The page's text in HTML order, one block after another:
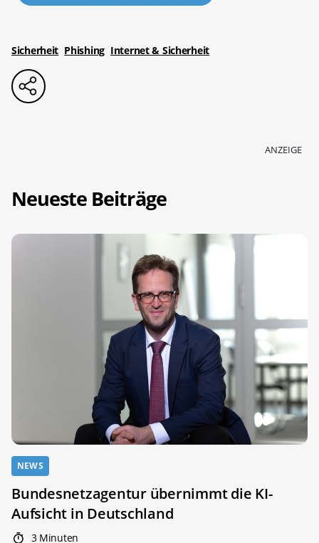
Sicherheit Phishing Internet & Sicherheit
ANZEIGE
Neueste Beiträge
NEWS
Bundesnetzagentur übernimmt die KI-
Aufsicht in Deutschland
3 Minuten